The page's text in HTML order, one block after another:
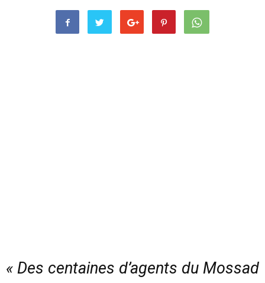
« Des centaines d’agents du Mossad